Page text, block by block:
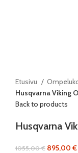
Etusivu
Husqvarna Viking
Back to products
Husqvarna
1055,00€ 895,00€